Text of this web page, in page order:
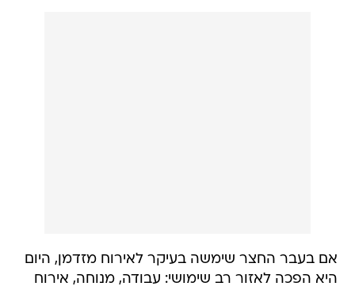
אם בעבר החצר שימשה בעיקר לאירוח מזדמן, היום
היא הפכה לאזור רב שימושי: עבודה, מנוחה, אירוח